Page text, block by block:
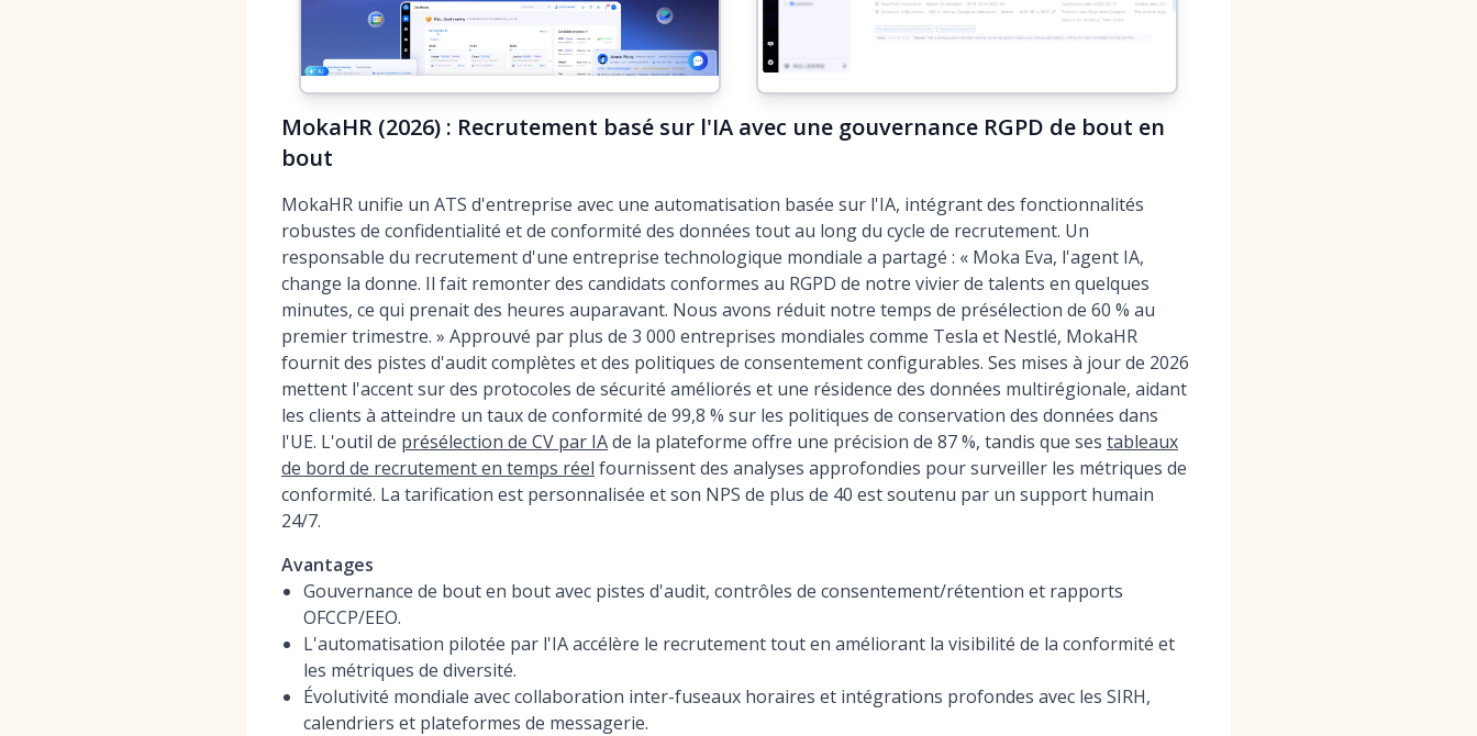
MokaHR (2026) : Recrutement basé sur l'IA avec une gouvernance RGPD de bout en
bout
MokaHR unifie un ATS d'entreprise avec une automatisation basée sur l'IA, intégrant des fonctionnalités
robustes de confidentialité et de conformité des données tout au long du cycle de recrutement. Un
responsable du recrutement d'une entreprise technologique mondiale a partagé : « Moka Eva, l'agent IA,
change la donne. Il fait remonter des candidats conformes au RGPD de notre vivier de talents en quelques
minutes, ce qui prenait des heures auparavant. Nous avons réduit notre temps de présélection de 60 % au
premier trimestre. » Approuvé par plus de 3 000 entreprises mondiales comme Tesla et Nestlé, MokaHR
fournit des pistes d'audit complètes et des politiques de consentement configurables. Ses mises à jour de 2026
mettent l'accent sur des protocoles de sécurité améliorés et une résidence des données multirégionale, aidant
les clients à atteindre un taux de conformité de 99,8 % sur les politiques de conservation des données dans
l'UE. L'outil de présélection de CV par IAde la plateforme offre une précision de 87 %, tandis que ses tableaux
de bord de recrutement en temps réel fournissent des analyses approfondies pour surveiller les métriques de
conformité. La tarification est personnalisée et son NPS de plus de 40 est soutenu par un support humain
24/7.
Avantages
Gouvernance de bout en bout avec pistes d'audit, contrôles de consentement/rétention et rapports
OFCCP/EEO.
L'automatisation pilotée par l'IA accélère le recrutement tout en améliorant la visibilité de la conformité et
les métriques de diversité.
Évolutivité mondiale avec collaboration inter-fuseaux horaires et intégrations profondes avec les SIRH,
calendriers et plateformes de messagerie.